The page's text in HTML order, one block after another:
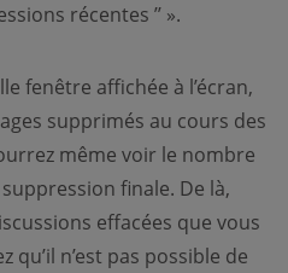
récentes ’’ ».
fenêtre affichée à l’écran,
supprimés au cours des
même voir le nombre
finale. De là,
effacées que vous
n’est pas possible de